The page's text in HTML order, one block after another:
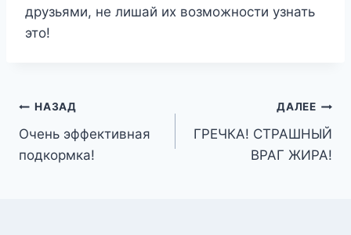
друзьями, не лишай их возможности узнать
это!
Навигация
по
НАЗАД
Очень эффективная
подкормка!
ДАЛЕЕ
ГРЕЧКА! СТРАШНЫЙ
ВРАГ ЖИРА!